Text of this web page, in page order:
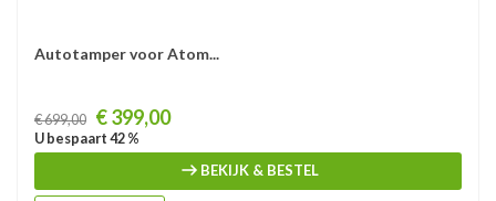
Autotamper voor Atom...
Prijs
€ 699,00 € 399,00
U bespaart 42 %
BEKIJK & BESTEL